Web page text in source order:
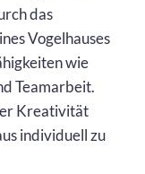
das
Vogelhauses
wie
Teamarbeit.
Kreativität
individuell zu